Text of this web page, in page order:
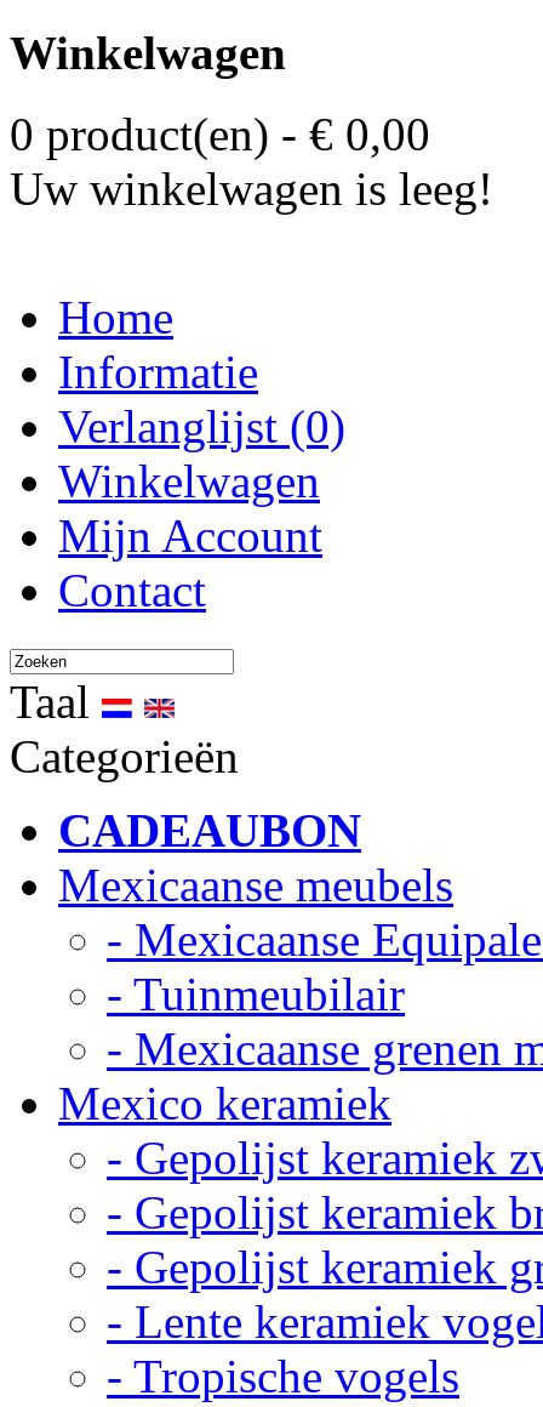
Winkelwagen
0 product(en) - € 0,00
Uw winkelwagen is leeg!
Home
Informatie
Verlanglijst (0)
Winkelwagen
Mijn Account
Contact
Taal
Categorieën
CADEAUBON
Mexicaanse meubels
- Mexicaanse
- Tuinmeubilair
- Mexicaanse grenen
Mexico keramiek
- Gepolijst keramiek
- Gepolijst keramiek
- Gepolijst keramiek
- Lente keramiek
- Tropische vogels